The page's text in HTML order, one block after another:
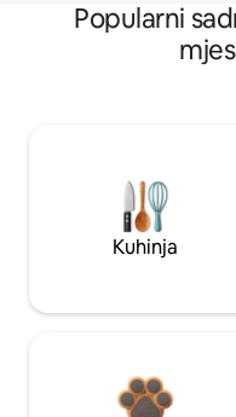
Popularni
Kuhinja